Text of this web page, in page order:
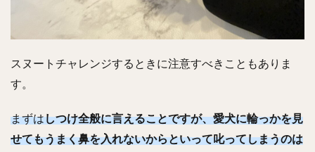
スヌートチャレンジするときに注意すべきこともありま
す。
まずはしつけ全般に言えることですが、愛犬に輪っかを見
せてもうまく鼻を入れないからといって叱ってしまうのは